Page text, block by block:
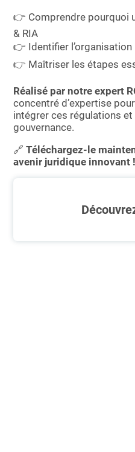
👉 Comprendre pourquoi
& RIA
👉 Identifier
👉 Maîtriser les étapes
Réalisé par notre expert
concentré d’expertise
intégrer ces régulations
gouvernance.
🔗Téléchargez-le
avenir juridique innovant !